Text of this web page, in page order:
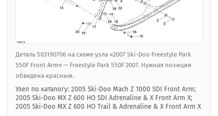
Деталь 503190706 на схеме узла «2007 Ski-Doo Freestyle Park
550F Front Arm» — Freestyle Park 550F 2007. Нужная позиция
обведена красным.
Узел по каталогу: 2005 Ski-Doo Mach Z 1000 SDI Front Arm;
2005 Ski-Doo MX Z 600 HO SDI Adrenaline & X Front Arm X;
2005 Ski-Doo MX Z 600 HO Trail & Adrenaline & X Front Arm X